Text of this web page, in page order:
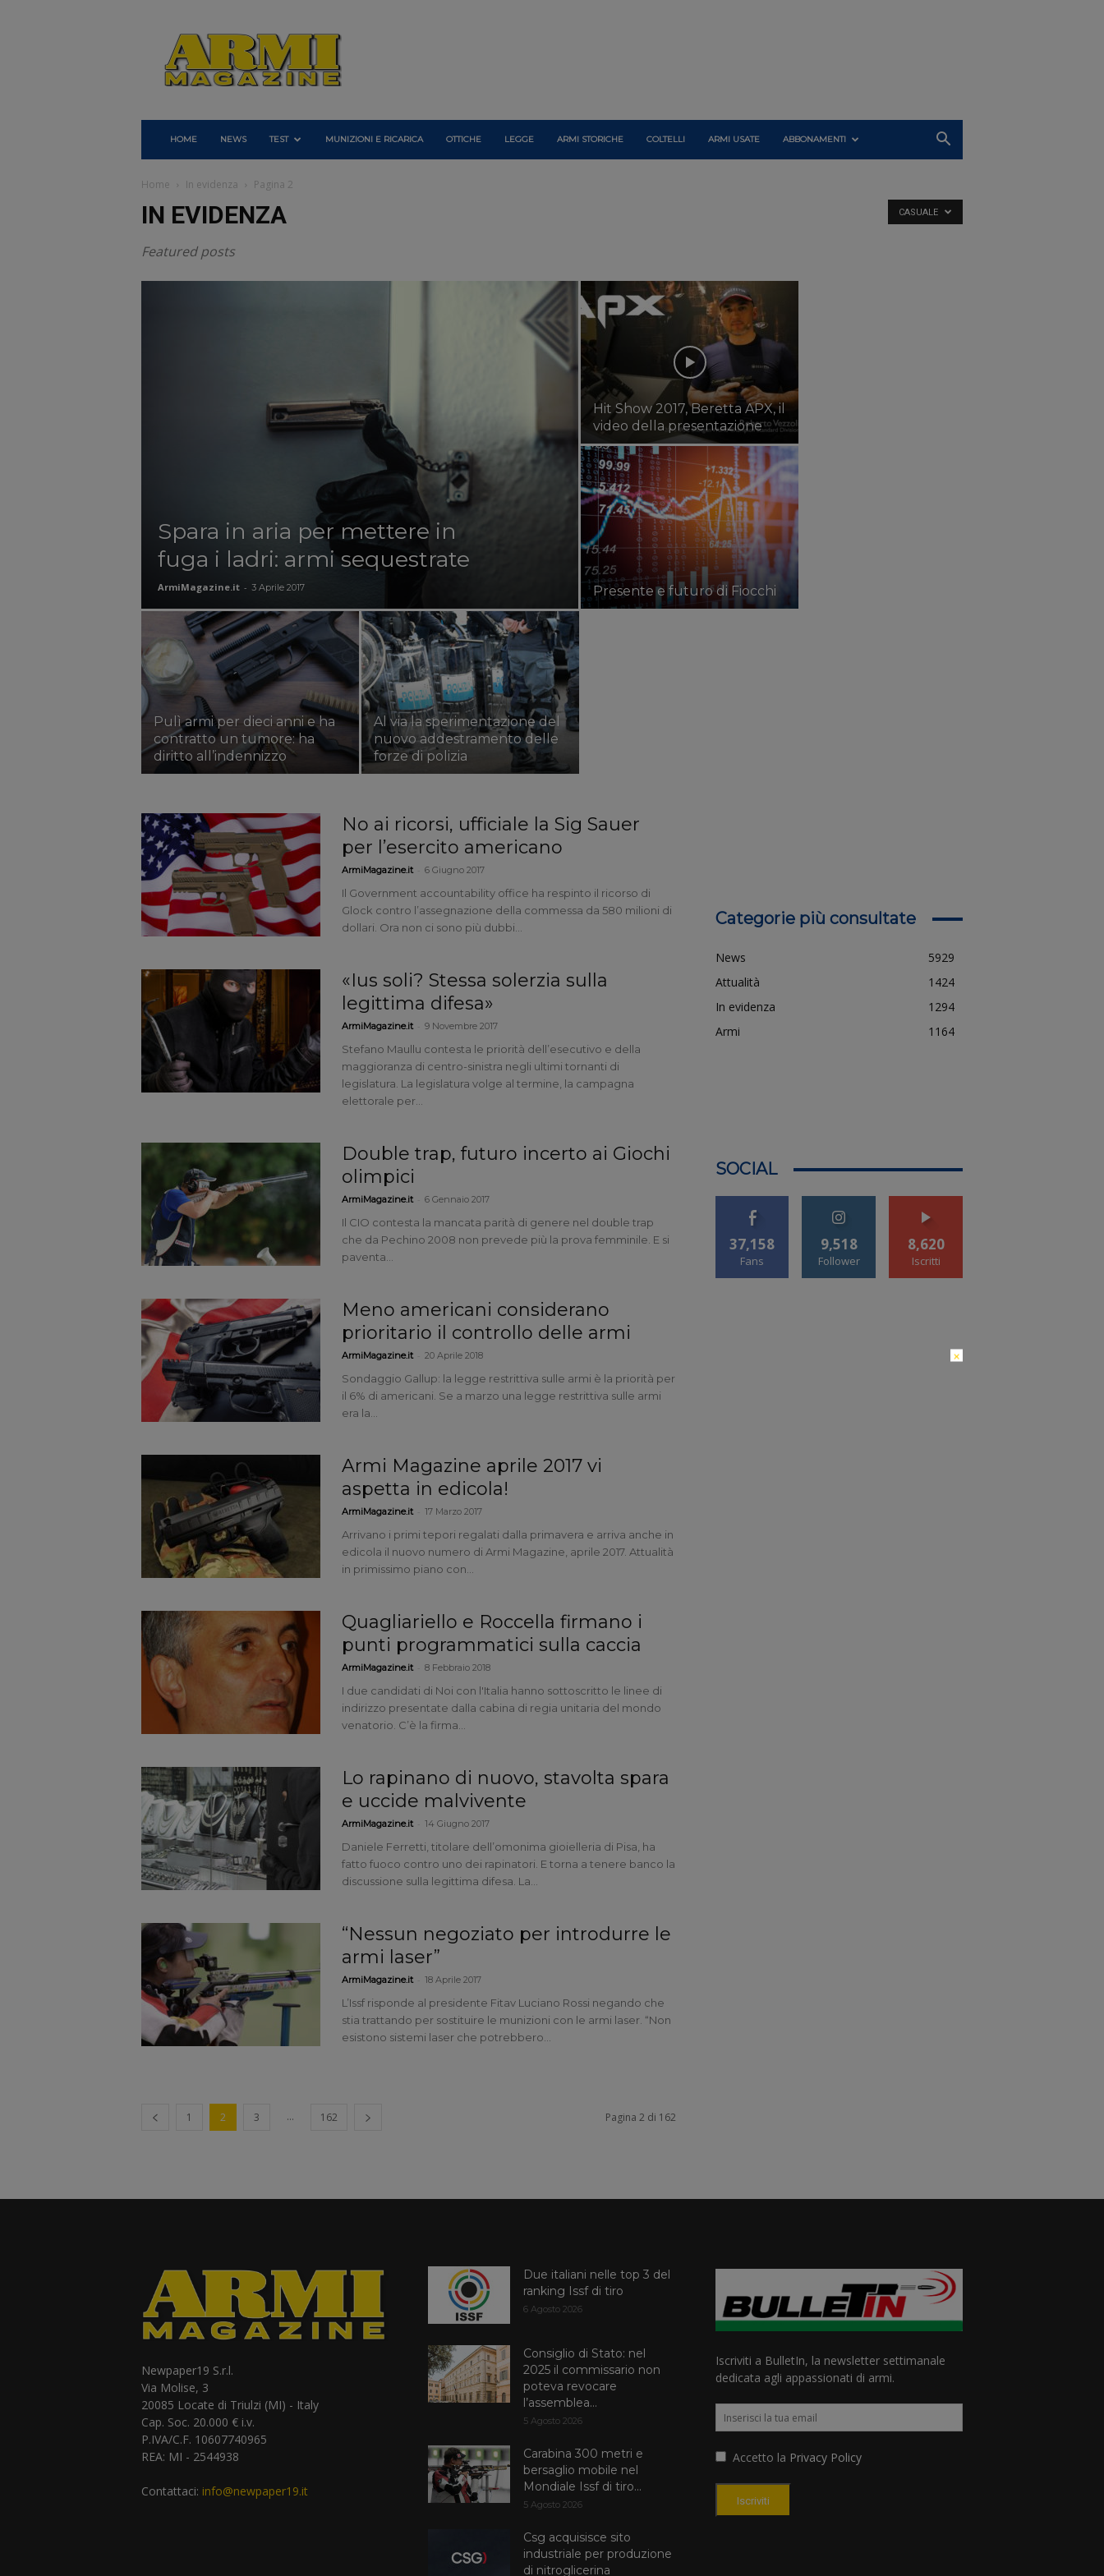
Armi
Magazine
HOME NEWS TEST MUNIZIONI E RICARICA OTTICHE LEGGE ARMI STORICHE COLTELLI ARMI USATE ABBONAMENTI
Home In evidenza Pagina 2
IN EVIDENZA
Featured posts
CASUALE
Spara in aria per mettere in
fuga i ladri: armi sequestrate
ArmiMagazine.it - 3 Aprile 2017
Hit Show 2017, Beretta APX, il
video della presentazione
Presente e futuro di Fiocchi
Pulì armi per dieci anni e ha
contratto un tumore: ha
diritto all’indennizzo
Al via la sperimentazione del
nuovo addestramento delle
forze di polizia
No ai ricorsi, ufficiale la Sig Sauer
per l’esercito americano
ArmiMagazine.it 6 Giugno 2017
Il Government accountability office ha respinto il ricorso di
Glock contro l’assegnazione della commessa da 580 milioni di
dollari. Ora non ci sono più dubbi...
«Ius soli? Stessa solerzia sulla
legittima difesa»
ArmiMagazine.it 9 Novembre 2017
Stefano Maullu contesta le priorità dell’esecutivo e della
maggioranza di centro-sinistra negli ultimi tornanti di
legislatura. La legislatura volge al termine, la campagna
elettorale per...
Double trap, futuro incerto ai Giochi
olimpici
ArmiMagazine.it 6 Gennaio 2017
Il CIO contesta la mancata parità di genere nel double trap
che da Pechino 2008 non prevede più la prova femminile. E si
paventa...
Meno americani considerano
prioritario il controllo delle armi
ArmiMagazine.it 20 Aprile 2018
Sondaggio Gallup: la legge restrittiva sulle armi è la priorità per
il 6% di americani. Se a marzo una legge restrittiva sulle armi
era la...
Armi Magazine aprile 2017 vi
aspetta in edicola!
ArmiMagazine.it 17 Marzo 2017
Arrivano i primi tepori regalati dalla primavera e arriva anche in
edicola il nuovo numero di Armi Magazine, aprile 2017. Attualità
in primissimo piano con...
Quagliariello e Roccella firmano i
punti programmatici sulla caccia
ArmiMagazine.it 8 Febbraio 2018
I due candidati di Noi con l'Italia hanno sottoscritto le linee di
indirizzo presentate dalla cabina di regia unitaria del mondo
venatorio. C’è la firma...
Lo rapinano di nuovo, stavolta spara
e uccide malvivente
ArmiMagazine.it 14 Giugno 2017
Daniele Ferretti, titolare dell’omonima gioielleria di Pisa, ha
fatto fuoco contro uno dei rapinatori. E torna a tenere banco la
discussione sulla legittima difesa. La...
“Nessun negoziato per introdurre le
armi laser”
ArmiMagazine.it 18 Aprile 2017
L’Issf risponde al presidente Fitav Luciano Rossi negando che
stia trattando per sostituire le munizioni con le armi laser. “Non
esistono sistemi laser che potrebbero...
1 2 3 ... 162 Pagina 2 di 162
Categorie più consultate
News
5929
Attualità
1424
In evidenza
1294
Armi
1164
SOCIAL
37,158
Fans
9,518
Follower
8,620
Iscritti
Newpaper19 S.r.l.
Via Molise, 3
20085 Locate di Triulzi (MI) - Italy
Cap. Soc. 20.000 € i.v.
P.IVA/C.F. 10607740965
REA: MI - 2544938
Contattaci: info@newpaper19.it
Due italiani nelle top 3 del
ranking Issf di tiro
6 Agosto 2026
Consiglio di Stato: nel
2025 il commissario non
poteva revocare
l’assemblea...
5 Agosto 2026
Carabina 300 metri e
bersaglio mobile nel
Mondiale Issf di tiro...
5 Agosto 2026
Csg acquisisce sito
industriale per produzione
di nitroglicerina
Iscriviti a BulletIn, la newsletter settimanale
dedicata agli appassionati di armi.
Accetto la Privacy Policy
Iscriviti
×